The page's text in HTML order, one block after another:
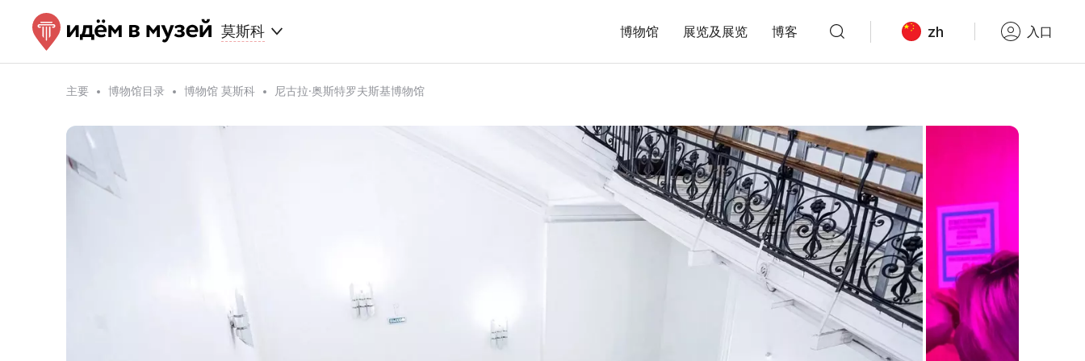
莫斯科 博物馆 展览及展览 博客 zh 入口
主要 博物馆目录 博物馆 莫斯科 尼古拉·奥斯特罗夫斯基博物馆